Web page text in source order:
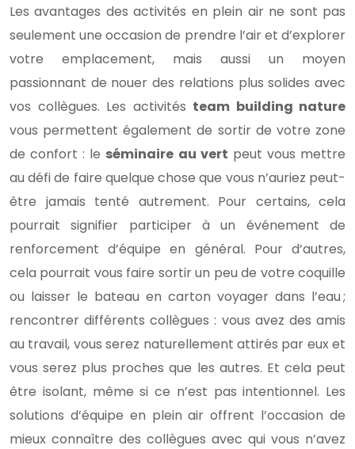
Les avantages des activités en plein air ne sont pas
seulement une occasion de prendre l’air et d’explorer
votre emplacement, mais aussi un moyen
passionnant de nouer des relations plus solides avec
vos collègues. Les activités team building nature
vous permettent également de sortir de votre zone
de confort : le séminaire au vert peut vous mettre
au défi de faire quelque chose que vous n’auriez peut-
être jamais tenté autrement. Pour certains, cela
pourrait signifier participer à un événement de
renforcement d’équipe en général. Pour d’autres,
cela pourrait vous faire sortir un peu de votre coquille
ou laisser le bateau en carton voyager dans l’eau ;
rencontrer différents collègues : vous avez des amis
au travail, vous serez naturellement attirés par eux et
vous serez plus proches que les autres. Et cela peut
être isolant, même si ce n’est pas intentionnel. Les
solutions d’équipe en plein air offrent l’occasion de
mieux connaître des collègues avec qui vous n’avez